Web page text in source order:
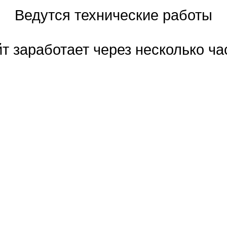
Ведутся технические работы
заработает через несколько